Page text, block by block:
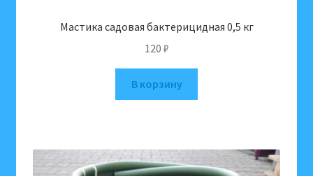
Мастика садовая бактерицидная 0,5 кг
120 ₽
В корзину